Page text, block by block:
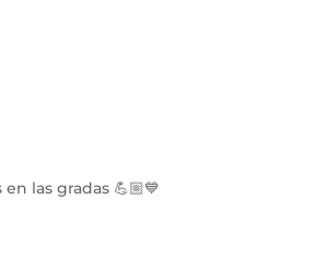
las gradas 💪🏼💙